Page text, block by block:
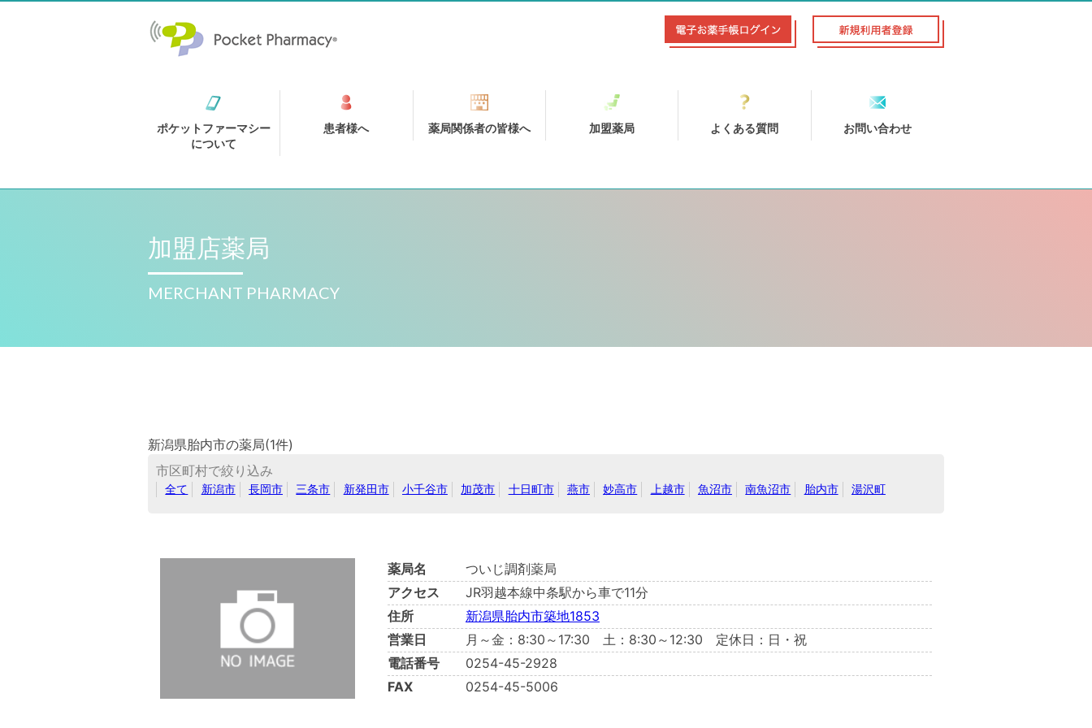
ポケットファーマシー
について
患者様へ 薬局関係者の皆様へ 加盟薬局 よくある質問 お問い合わせ
加盟店薬局
MERCHANT PHARMACY
新潟県胎内市の薬局(1件)
市区町村で絞り込み
全て 新潟市 長岡市 三条市 新発田市 小千谷市 加茂市 十日町市 燕市 妙高市 上越市 魚沼市 南魚沼市 胎内市 湯沢町
薬局名
ついじ調剤薬局
アクセス
JR羽越本線中条駅から車で11分
住所
新潟県胎内市築地1853
営業日
月～金：8:30～17:30 土：8:30～12:30 定休日：日・祝
電話番号
0254-45-2928
FAX
0254-45-5006